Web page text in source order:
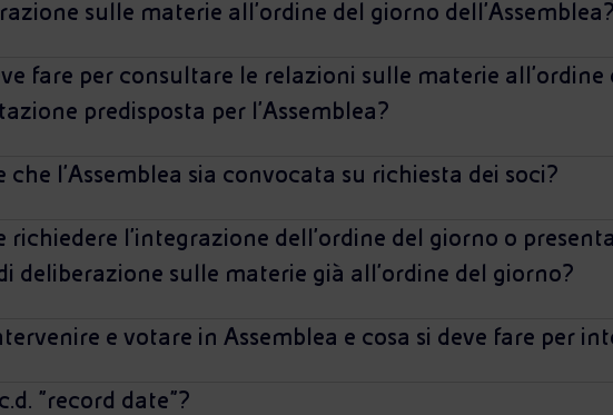
sulle materie all'ordine del giorno dell'Assemblea?
fare per consultare le relazioni sulle materie all'ordine
predisposta per l'Assemblea?
che l'Assemblea sia convocata su richiesta dei soci?
richiedere l'integrazione dell'ordine del giorno o
deliberazione sulle materie già all'ordine del giorno?
e votare in Assemblea e cosa si deve fare per
"record date"?